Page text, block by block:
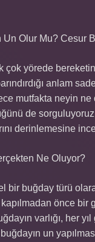
Olur Mu? Cesur
çok yörede
anlam
mutfakta neyin ne
de
derinlemesine
Ne Oluyor?
bir buğday türü
önce bir
varlığı, her
un